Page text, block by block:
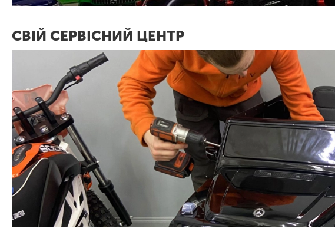
СВІЙ СЕРВІСНИЙ ЦЕНТР